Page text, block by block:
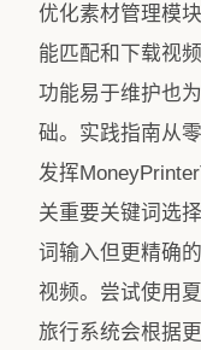
优化素材管理模
能匹配和下载视
功能易于维护也
础。实践指南从
发挥
关重要关键词选
词输入但更精确
视频。尝试使用
旅行系统会根据